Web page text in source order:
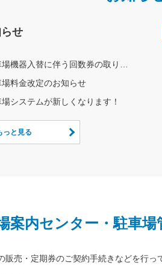
せ
場料金改定のお知らせ
システムが新しくなります！
っと見る
案内センター・駐車
売・定期券のご契約手続きなどを行っ